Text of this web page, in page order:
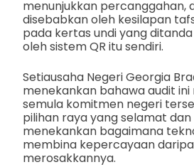
menunjukkan percanggahan,
disebabkan oleh kesilapan
pada kertas undi yang
oleh sistem QR itu sendiri.
Setiausaha Negeri Georgia
menekankan bahawa audit
semula komitmen negeri
pilihan raya yang selamat
menekankan bagaimana
membina kepercayaan
merosakkannya.